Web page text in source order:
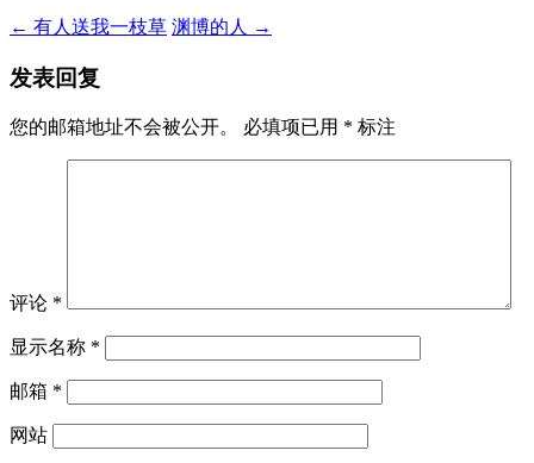
← 有人送我一枝草 渊博的人 →
发表回复
您的邮箱地址不会被公开。 必填项已用 * 标注
评论 *
显示名称 *
邮箱 *
网站